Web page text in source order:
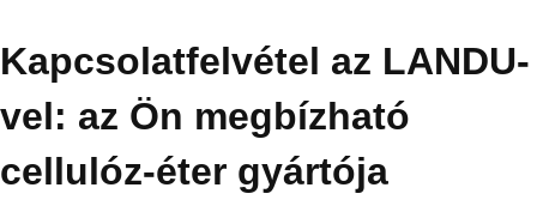
Kapcsolatfelvétel az LANDU-
vel: az Ön megbízható
cellulóz-éter gyártója